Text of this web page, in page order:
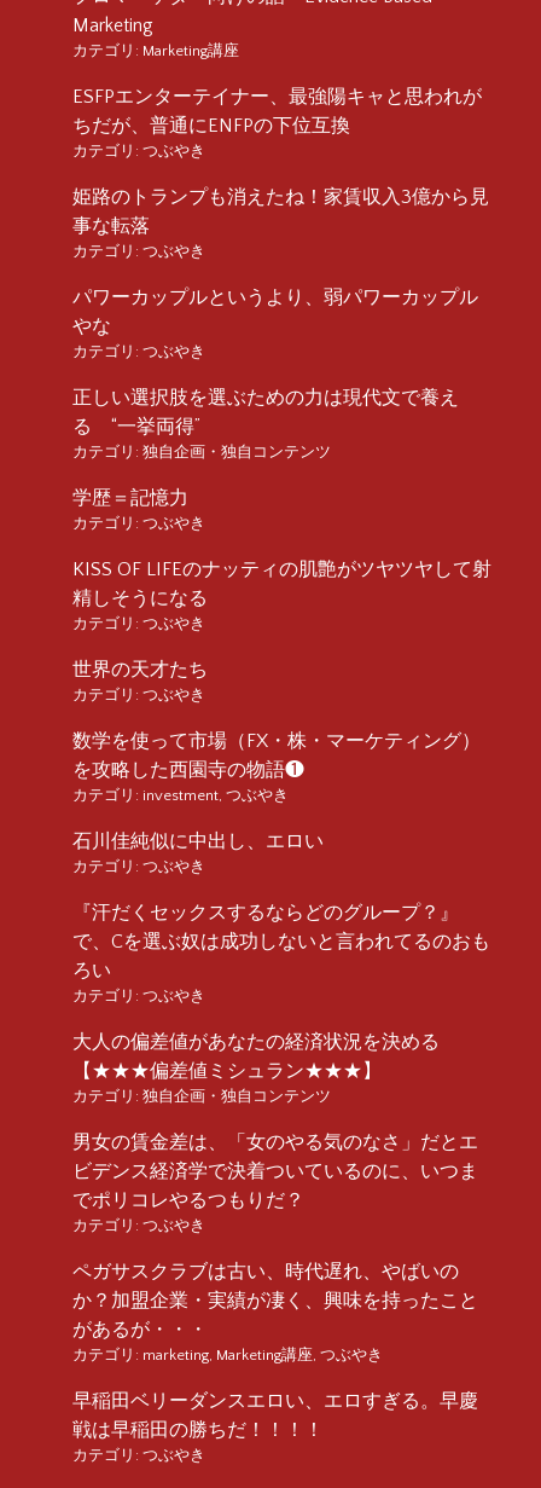
Marketing
カテゴリ: Marketing講座
ESFPエンターテイナー、最強陽キャと思われが
ちだが、普通にENFPの下位互換
カテゴリ: つぶやき
姫路のトランプも消えたね！家賃収入3億から見
事な転落
カテゴリ: つぶやき
パワーカップルというより、弱パワーカップル
やな
カテゴリ: つぶやき
正しい選択肢を選ぶための力は現代文で養え
る “一挙両得”
カテゴリ: 独自企画・独自コンテンツ
学歴＝記憶力
カテゴリ: つぶやき
KISS OF LIFEのナッティの肌艶がツヤツヤして射
精しそうになる
カテゴリ: つぶやき
世界の天才たち
カテゴリ: つぶやき
数学を使って市場（FX・株・マーケティング）
を攻略した西園寺の物語❶
カテゴリ: investment, つぶやき
石川佳純似に中出し、エロい
カテゴリ: つぶやき
『汗だくセックスするならどのグループ？』
で、Cを選ぶ奴は成功しないと言われてるのおも
ろい
カテゴリ: つぶやき
大人の偏差値があなたの経済状況を決める
【★★★偏差値ミシュラン★★★】
カテゴリ: 独自企画・独自コンテンツ
男女の賃金差は、「女のやる気のなさ」だとエ
ビデンス経済学で決着ついているのに、いつま
でポリコレやるつもりだ？
カテゴリ: つぶやき
ペガサスクラブは古い、時代遅れ、やばいの
か？加盟企業・実績が凄く、興味を持ったこと
があるが・・・
カテゴリ: marketing, Marketing講座, つぶやき
早稲田ベリーダンスエロい、エロすぎる。早慶
戦は早稲田の勝ちだ！！！！
カテゴリ: つぶやき